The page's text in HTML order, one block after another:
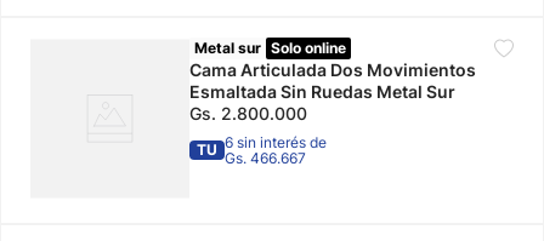
Metal sur Solo online
Cama Articulada Dos Movimientos
Esmaltada Sin Ruedas Metal Sur
Gs. 2.800.000
TU 6 sin interés de
Gs. 466.667